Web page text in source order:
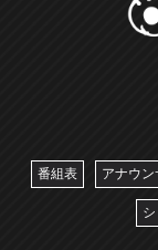
番組表 アナウ